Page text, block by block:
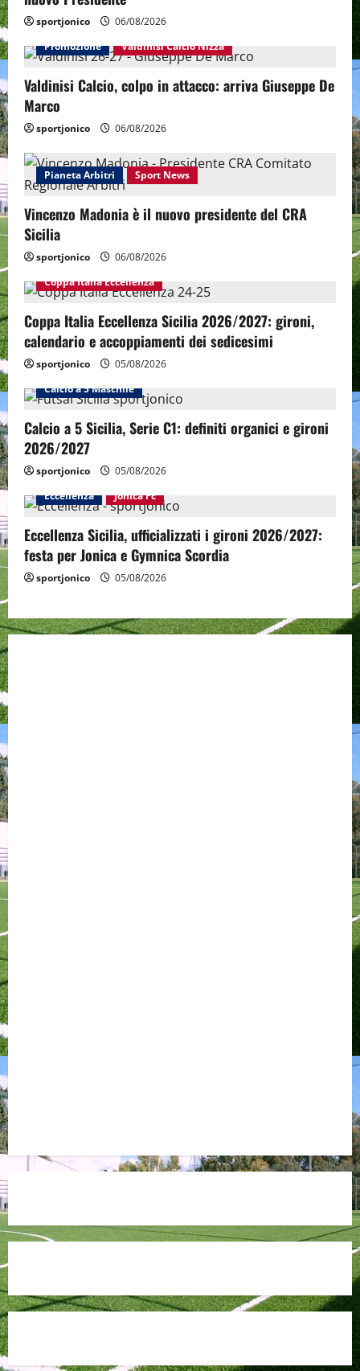
sportjonico
06/08/2026
Promozione
Valdinisi Calcio Nizza
Valdinisi Calcio, colpo in attacco: arriva Giuseppe De
Marco
sportjonico 06/08/2026
Pianeta Arbitri Sport News
Vincenzo Madonia è il nuovo presidente del CRA
Sicilia
sportjonico
06/08/2026
Coppa Italia Eccellenza
Coppa Italia Eccellenza Sicilia 2026/2027: gironi,
calendario e accoppiamenti dei sedicesimi
sportjonico
05/08/2026
Calcio a 5 Maschile
Calcio a 5 Sicilia, Serie C1: definiti organici e gironi
2026/2027
sportjonico
05/08/2026
Eccellenza
Jonica Fc
Eccellenza Sicilia, ufficializzati i gironi 2026/2027:
festa per Jonica e Gymnica Scordia
sportjonico 05/08/2026